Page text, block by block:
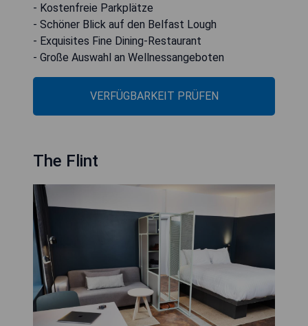
- Kostenfreie Parkplätze
- Schöner Blick auf den Belfast Lough
- Exquisites Fine Dining-Restaurant
- Große Auswahl an Wellnessangeboten
VERFÜGBARKEIT PRÜFEN
The Flint